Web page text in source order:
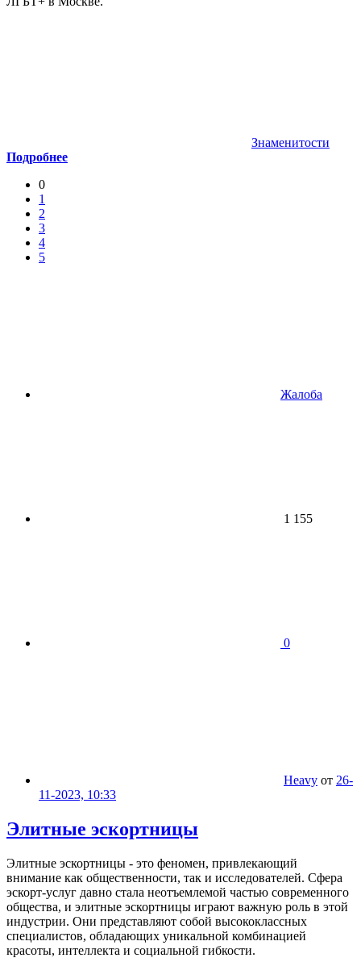
Знаменитости
Подробнее
0
1
2
3
4
5
Жалоба
1 155
0
Heavy от 26-
11-2023, 10:33
Элитные эскортницы
Элитные эскортницы - это феномен, привлекающий
внимание как общественности, так и исследователей. Сфера
эскорт-услуг давно стала неотъемлемой частью современного
общества, и элитные эскортницы играют важную роль в этой
индустрии. Они представляют собой высококлассных
специалистов, обладающих уникальной комбинацией
красоты, интеллекта и социальной гибкости.